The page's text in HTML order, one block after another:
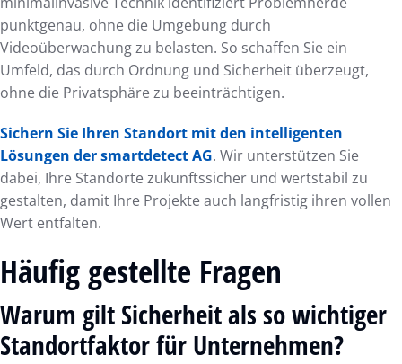
punktgenau, ohne die Umgebung durch
Videoüberwachung zu belasten. So schaffen Sie ein
Umfeld, das durch Ordnung und Sicherheit überzeugt,
ohne die Privatsphäre zu beeinträchtigen.
Sichern Sie Ihren Standort mit den intelligenten
Lösungen der smartdetect AG. Wir unterstützen Sie
dabei, Ihre Standorte zukunftssicher und wertstabil zu
gestalten, damit Ihre Projekte auch langfristig ihren vollen
Wert entfalten.
Häufig gestellte Fragen
Warum gilt Sicherheit als so wichtiger
Standortfaktor für Unternehmen?